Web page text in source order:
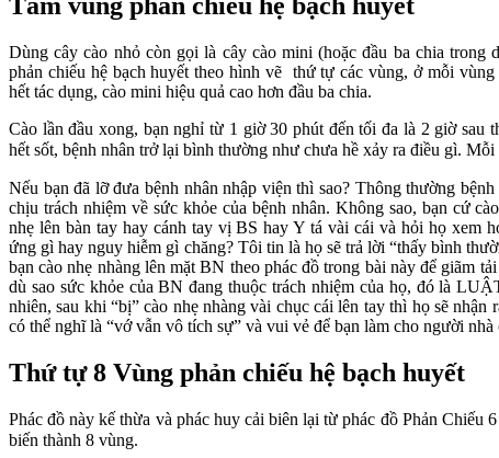
Tám vùng phản chiếu hệ bạch huyết
Dùng cây cào nhỏ còn gọi là cây cào mini (hoặc đầu ba chia trong
phản chiếu hệ bạch huyết theo hình vẽ thứ tự các vùng, ở mỗi
hết tác dụng, cào mini hiệu quả cao hơn đầu ba chia.
Cào lần đầu xong, bạn nghỉ từ 1 giờ 30 phút đến tối đa là 2 giờ sau
hết sốt, bệnh nhân trở lại bình thường như chưa hề xảy ra điều gì.
Nếu bạn đã lỡ đưa bệnh nhân nhập viện thì sao? Thông thường
chịu trách nhiệm về sức khỏe của bệnh nhân. Không sao, bạn cứ
nhẹ lên bàn tay hay cánh tay vị BS hay Y tá vài cái và hỏi họ xem
ứng gì hay nguy hiễm gì chăng? Tôi tin là họ sẽ trả lời “thấy bình
bạn cào nhẹ nhàng lên mặt BN theo phác đồ trong bài này để giãm
dù sao sức khỏe của BN đang thuộc trách nhiệm của họ, đó là
nhiên, sau khi “bị” cào nhẹ nhàng vài chục cái lên tay thì họ sẽ
có thể nghĩ là “vớ vẫn vô tích sự” và vui vẻ để bạn làm cho người nhà
Thứ tự 8 Vùng phản chiếu hệ bạch huyết
Phác đồ này kế thừa và phác huy cải biên lại từ phác đồ Phản Chiếu
biến thành 8 vùng.